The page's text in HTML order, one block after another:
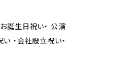
誕生日祝い・ 公演
・会社設立祝い・